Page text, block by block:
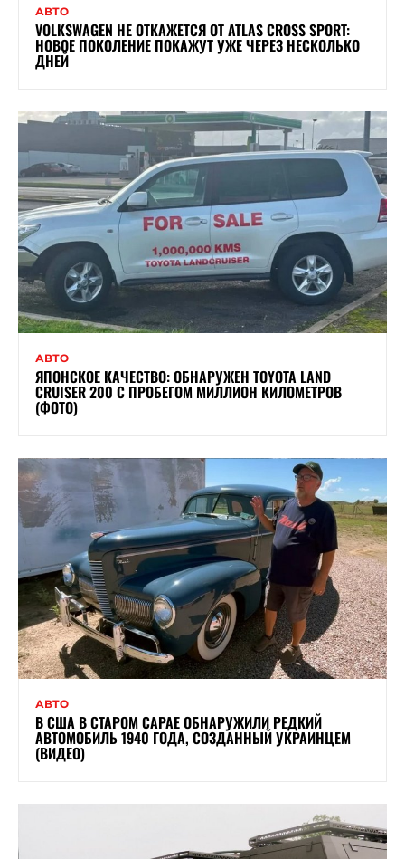
АВТО
VOLKSWAGEN НЕ ОТКАЖЕТСЯ ОТ ATLAS CROSS SPORT:
НОВОЕ ПОКОЛЕНИЕ ПОКАЖУТ УЖЕ ЧЕРЕЗ НЕСКОЛЬКО
ДНЕЙ
АВТО
ЯПОНСКОЕ КАЧЕСТВО: ОБНАРУЖЕН TOYOTA LAND
CRUISER 200 С ПРОБЕГОМ МИЛЛИОН КИЛОМЕТРОВ
(ФОТО)
АВТО
В США В СТАРОМ САРАЕ ОБНАРУЖИЛИ РЕДКИЙ
АВТОМОБИЛЬ 1940 ГОДА, СОЗДАННЫЙ УКРАИНЦЕМ
(ВИДЕО)